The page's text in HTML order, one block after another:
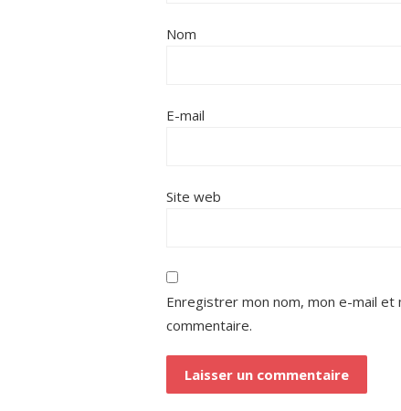
Nom
E-mail
Site web
Enregistrer mon nom, mon e-mail
commentaire.